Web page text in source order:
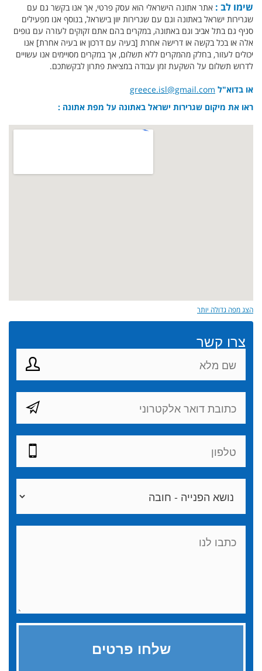
שימו לב : אתר אתונה הישראלי הוא עסק פרטי, אך אנו בקשר גם עם
שגרירות ישראל באתונה וגם עם שגרירות יוון בישראל, בנוסף אנו מפעילים
סניף גם בתל אביב וגם באתונה, במקרים בהם אתם זקוקים לעזרה עם גופים
אלה או בכל בקשה או דרישה אחרת [בעיה עם דרכון או בעיה אחרת] אנו
יכולים לעזור, בחלק מהמקרים ללא תשלום, אך במקרים מסויימים אנו עשויים
לדרוש תשלום על השקעת זמן עבודה במציאת פתרון לבקשתכם.
או בדוא"ל greece.isl@gmail.com
ראו את מיקום שגרירות ישראל באתונה על מפת אתונה :
הצג מפה גדולה יותר